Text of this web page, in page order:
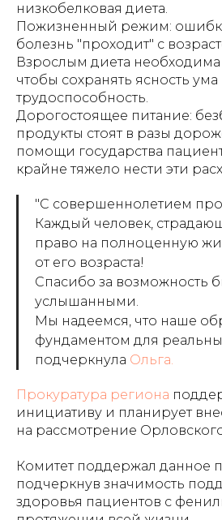
низкобелковая диета.
Пожизненный режим: ошибка
болезнь "проходит" с
Взрослым диета
чтобы сохранять ясность ума
трудоспособность.
Дорогостоящее питание:
продукты стоят в разы
помощи государства
крайне тяжело нести эти
"С совершеннолетием
Каждый человек,
право на полноценную
от его возраста!
Спасибо за возможность
услышанными.
Мы надеемся, что наше
фундаментом для
подчеркнула Ольга.
Прокуратура региона
инициативу и планирует
на рассмотрение
Комитет поддержал данное
подчеркнув значимость
здоровья пациентов с